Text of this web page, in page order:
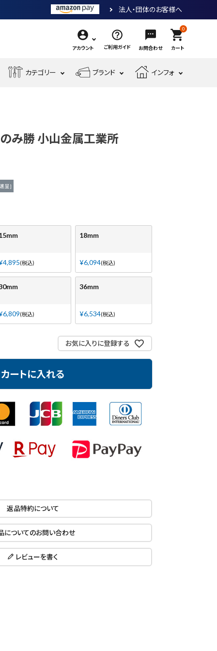
法人・団体のお客様へ
アカウント ご利用ガイド お問合わせ
0
shopping_cart
カート
カテゴリー
具
エ
械
工
具・
袋・
ワ
ブランド インフォ
み勝 小山金属工業所
呈 ]
4,895 税込
18mm
¥6,094 税込
6,809 税込
36mm
¥6,534 税込
お気に入りに登録する
カートに入れる
返品特約について
についてのお問い合わせ
レビューを書く